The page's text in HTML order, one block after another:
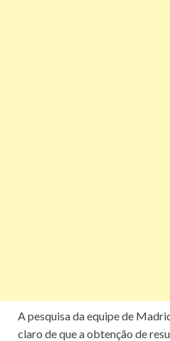
A pesquisa da equipe de
claro de que a obtenção de